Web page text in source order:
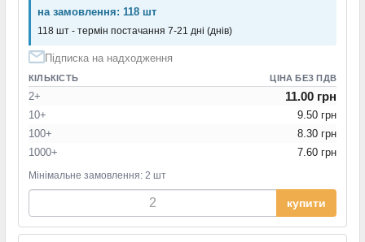
на замовлення: 118 шт
118 шт - термін постачання 7-21 дні (днів)
Підписка на надходження
КІЛЬКІСТЬ ЦІНА БЕЗ ПДВ
2+ 11.00 грн
10+
9.50 грн
100+
8.30 грн
1000+
7.60 грн
Мінімальне замовлення: 2 шт
купити